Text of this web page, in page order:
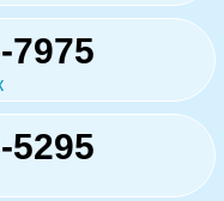
7975
5295